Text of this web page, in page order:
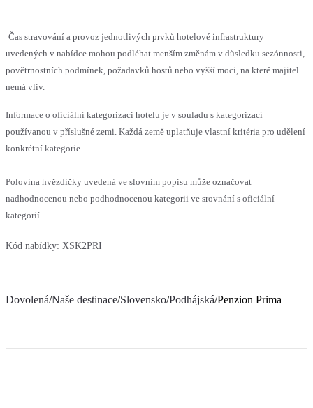
Čas stravování a provoz jednotlivých prvků hotelové infrastruktury
uvedených v nabídce mohou podléhat menším změnám v důsledku sezónnosti,
povětrnostních podmínek, požadavků hostů nebo vyšší moci, na které majitel
nemá vliv.
Informace o oficiální kategorizaci hotelu je v souladu s kategorizací
používanou v příslušné zemi. Každá země uplatňuje vlastní kritéria pro udělení
konkrétní kategorie.
Polovina hvězdičky uvedená ve slovním popisu může označovat
nadhodnocenou nebo podhodnocenou kategorii ve srovnání s oficiální
kategorií.
Kód nabídky: XSK2PRI
Dovolená/Naše destinace/Slovensko/Podhájská/Penzion Prima